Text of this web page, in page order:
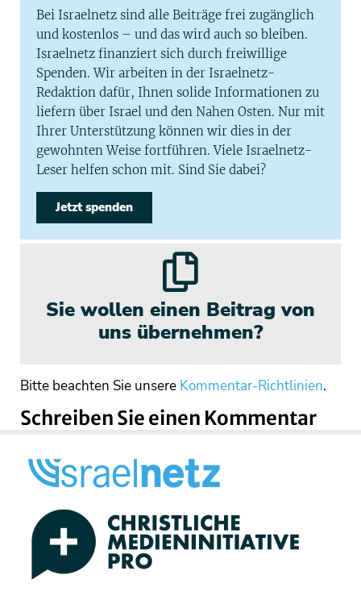
Bei Israelnetz sind alle Beiträge frei zugänglich
und kostenlos – und das wird auch so bleiben.
Israelnetz finanziert sich durch freiwillige
Spenden. Wir arbeiten in der Israelnetz-
Redaktion dafür, Ihnen solide Informationen zu
liefern über Israel und den Nahen Osten. Nur mit
Ihrer Unterstützung können wir dies in der
gewohnten Weise fortführen. Viele Israelnetz-
Leser helfen schon mit. Sind Sie dabei?
Jetzt spenden
Sie wollen einen Beitrag von
uns übernehmen?
Bitte beachten Sie unsere Kommentar-Richtlinien.
Schreiben Sie einen Kommentar